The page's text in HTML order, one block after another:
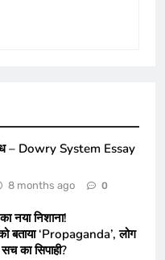
– Dowry System Essay
8 months ago 0
नया निशाना!
बताया ‘Propaganda’, लोग
का सिपाही?